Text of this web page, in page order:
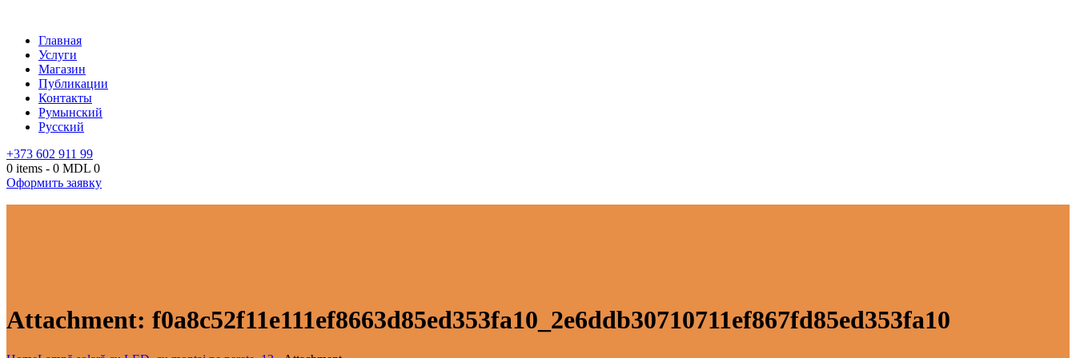
Главная
Услуги
Магазин
Публикации
Контакты
Румынский
Русский
+373 602 911 99
0 items - 0 MDL 0
Оформить заявку
Attachment: f0a8c52f11e111ef8663d85ed353fa10_2e6ddb30710711ef867fd85ed353fa10